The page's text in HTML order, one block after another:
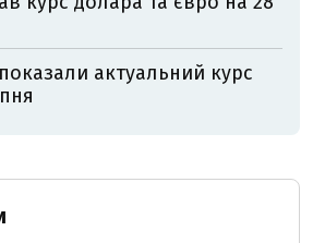
актуальний курс